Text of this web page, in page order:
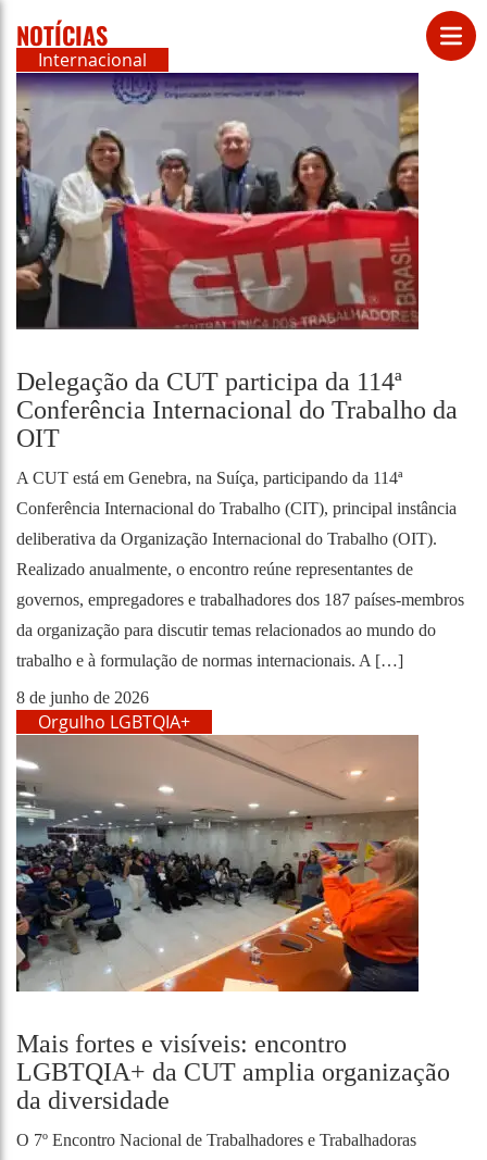
NOTÍCIAS
Internacional
Delegação da CUT participa da 114ª
Conferência Internacional do Trabalho da
OIT
A CUT está em Genebra, na Suíça, participando da 114ª
Conferência Internacional do Trabalho (CIT), principal instância
deliberativa da Organização Internacional do Trabalho (OIT).
Realizado anualmente, o encontro reúne representantes de
governos, empregadores e trabalhadores dos 187 países-membros
da organização para discutir temas relacionados ao mundo do
trabalho e à formulação de normas internacionais. A […]
8 de junho de 2026
Orgulho LGBTQIA+
Mais fortes e visíveis: encontro
LGBTQIA+ da CUT amplia organização
da diversidade
O 7º Encontro Nacional de Trabalhadores e Trabalhadoras